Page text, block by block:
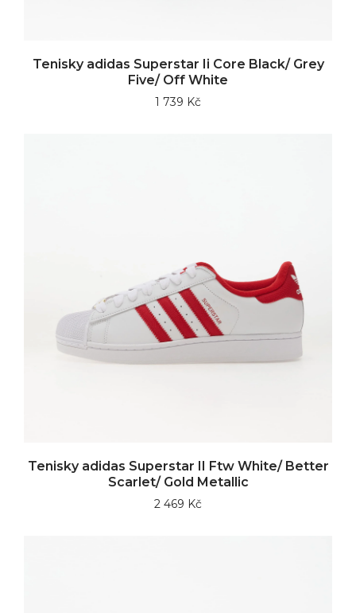
Tenisky adidas Superstar Ii Core Black/ Grey
Five/ Off White
1 739 Kč
Tenisky adidas Superstar II Ftw White/ Better
Scarlet/ Gold Metallic
2 469 Kč